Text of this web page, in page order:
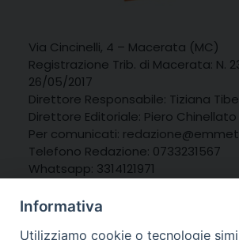
Via Cincinelli, 4 – Macerata (MC)
Registrazione Trib. di Macerata: N.
26/05/2017
Direttore Responsabile: Tiziana
Direttore Editoriale: Piero Chinellato
Per comunicati:
Telefono Redazione: 0733231567
Whatsapp: 3314121971
Informativa
Utilizziamo cookie o tecnologie